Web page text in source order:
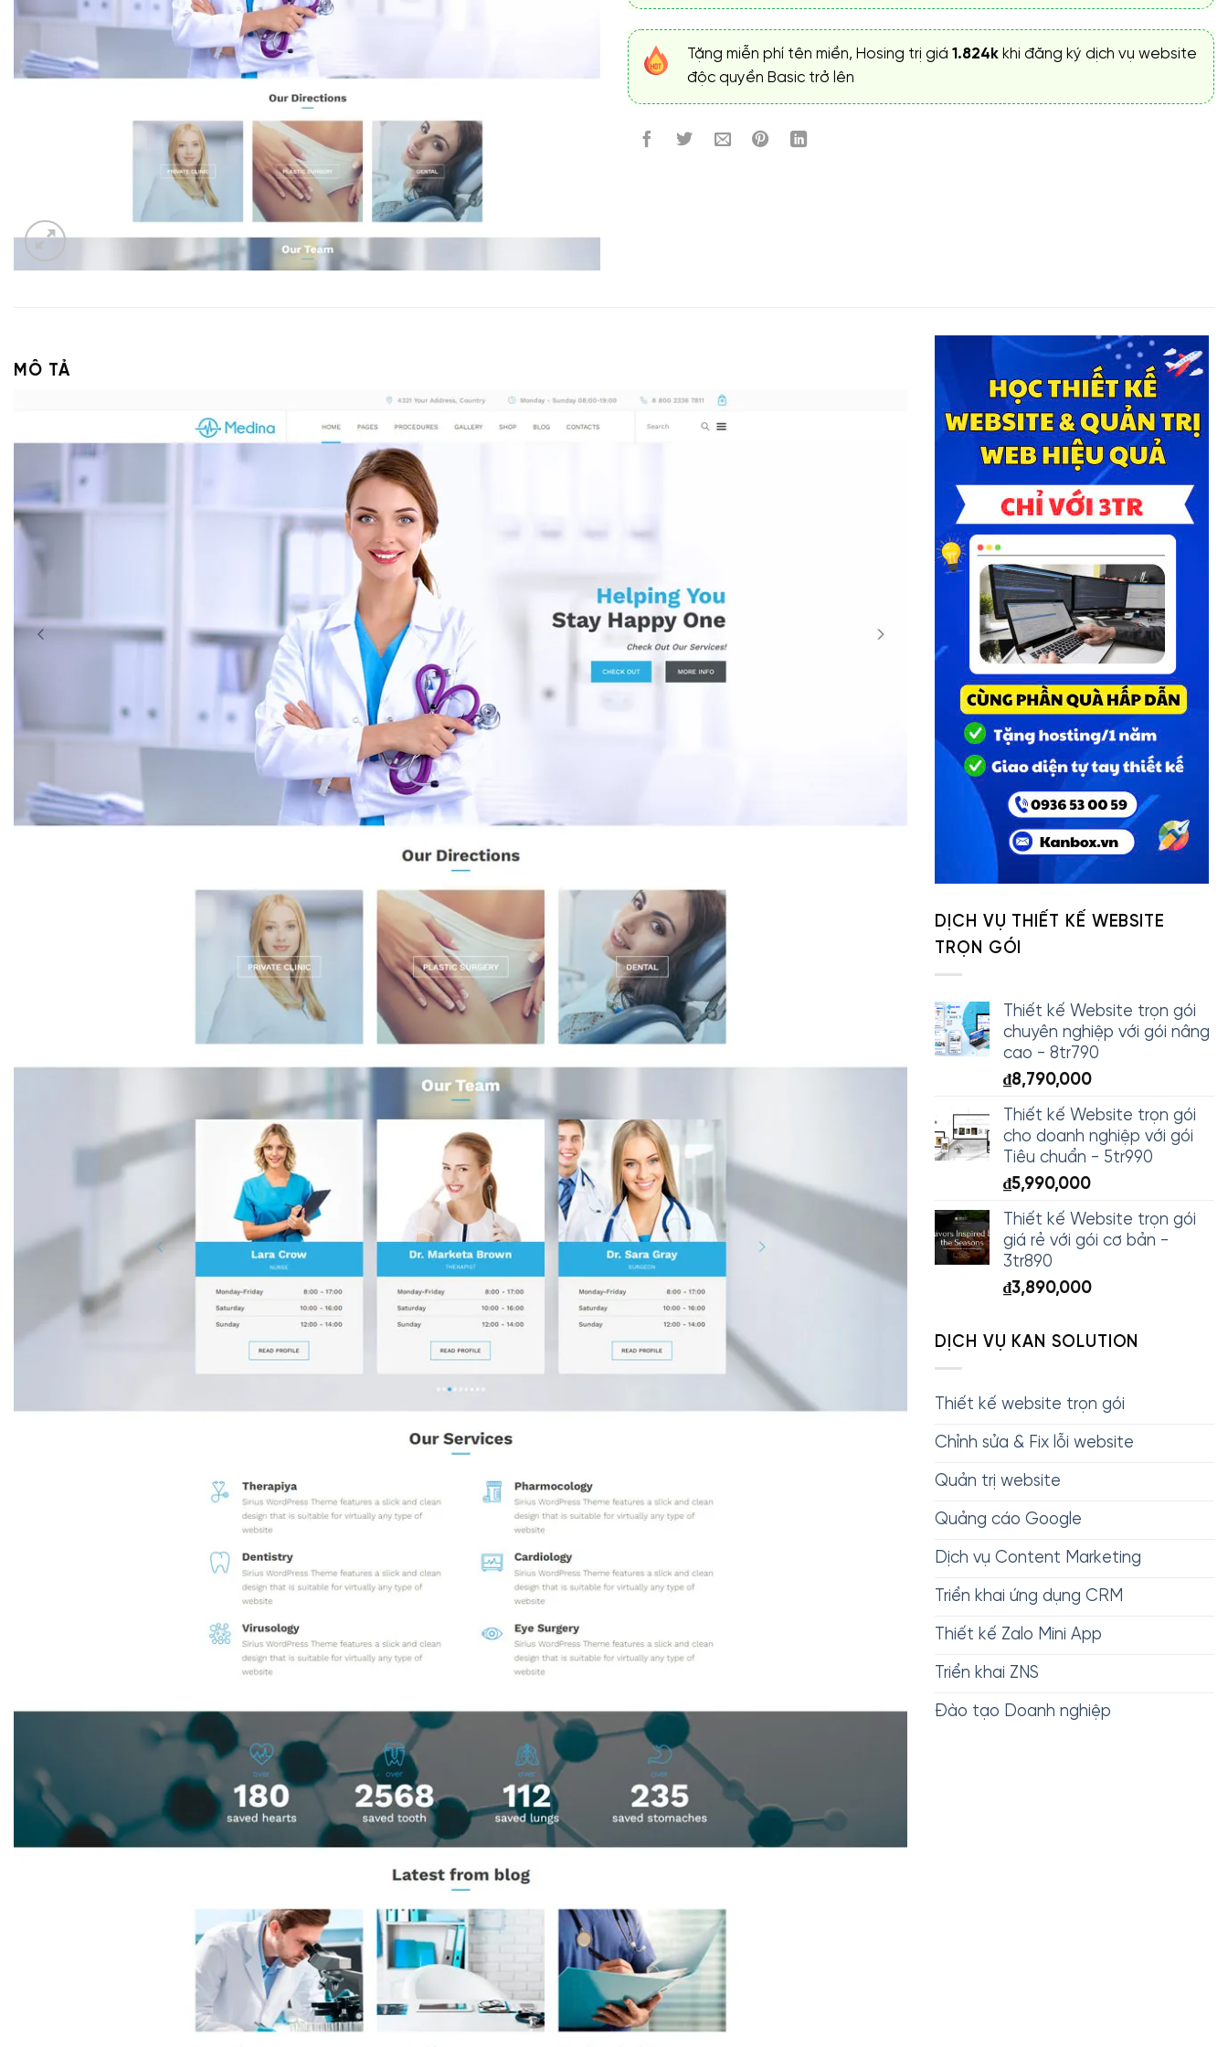
Tặng miễn phí tên miền, Hosing trị giá1.824k khi đăng ký dịch vụ website
độc quyền Basic trở lên
MÔ TẢ
DỊCH VỤ THIẾT KẾ WEBSITE
TRỌN GÓI
Thiết kế Website trọn gói
chuyên nghiệp với gói nâng
cao - 8tr790
₫8,790,000
Thiết kế Website trọn gói
cho doanh nghiệp với gói
Tiêu chuẩn - 5tr990
₫5,990,000
Thiết kế Website trọn gói
giá rẻ với gói cơ bản -
3tr890
₫3,890,000
DỊCH VỤ KAN SOLUTION
Thiết kế website trọn gói
Chỉnh sửa & Fix lỗi website
Quản trị website
Quảng cáo Google
Dịch vụ Content Marketing
Triển khai ứng dụng CRM
Thiết kế Zalo Mini App
Triển khai ZNS
Đào tạo Doanh nghiệp